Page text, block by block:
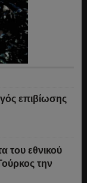
επιβίωσης
του εθνικού
την